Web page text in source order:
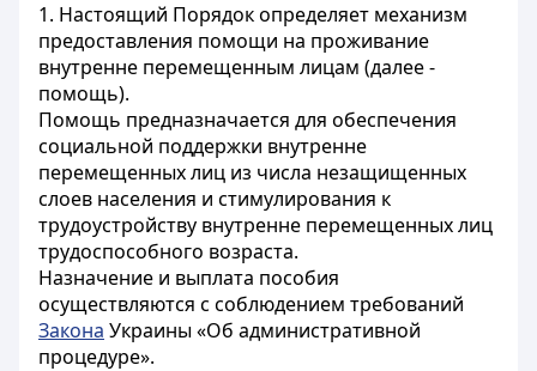
1. Настоящий Порядок определяет механизм
предоставления помощи на проживание
внутренне перемещенным лицам (далее -
помощь).
Помощь предназначается для обеспечения
социальной поддержки внутренне
перемещенных лиц из числа незащищенных
слоев населения и стимулирования к
трудоустройству внутренне перемещенных лиц
трудоспособного возраста.
Назначение и выплата пособия
осуществляются с соблюдением требований
Закона Украины «Об административной
процедуре».